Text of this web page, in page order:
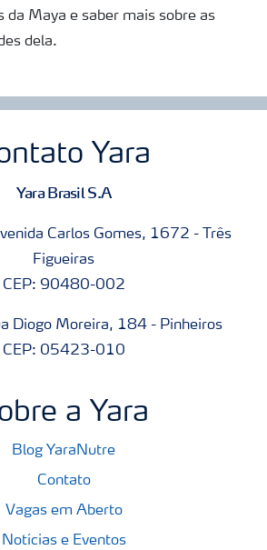
da Maya e saber mais sobre as
dela.
Yara
Yara Brasil S.A
Carlos Gomes, 1672 - Três
Figueiras
CEP: 90480-002
Diogo Moreira, 184 - Pinheiros
CEP: 05423-010
a Yara
Blog YaraNutre
Contato
Vagas em Aberto
Notícias e Eventos